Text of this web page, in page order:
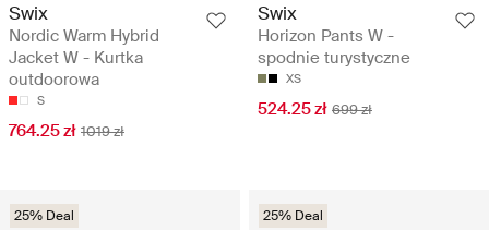
Swix
Nordic Warm Hybrid
Jacket W - Kurtka
outdoorowa
S
764.25 zł 1019 zł
Swix
Horizon Pants W -
spodnie turystyczne
XS
524.25 zł 699 zł
25% Deal 25% Deal